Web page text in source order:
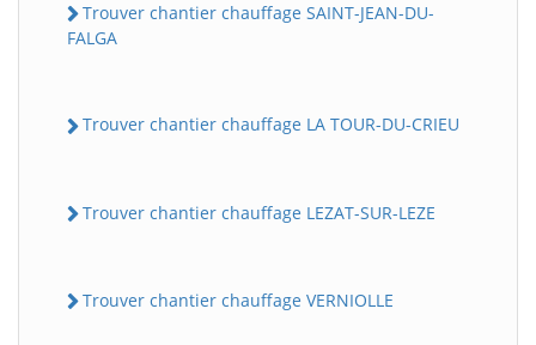
Trouver chantier chauffage SAINT-JEAN-DU-
FALGA
Trouver chantier chauffage LA TOUR-DU-CRIEU
Trouver chantier chauffage LEZAT-SUR-LEZE
Trouver chantier chauffage VERNIOLLE